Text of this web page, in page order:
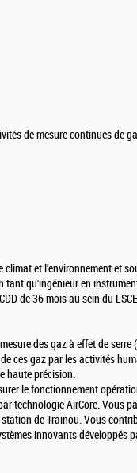
de mesure continues de
et l'environnement et
tant qu'ingénieur en
de 36 mois au sein du
des gaz à effet de serre
ces gaz par les activités
haute précision.
le fonctionnement
technologie AirCore. Vous
de Trainou. Vous
innovants développés